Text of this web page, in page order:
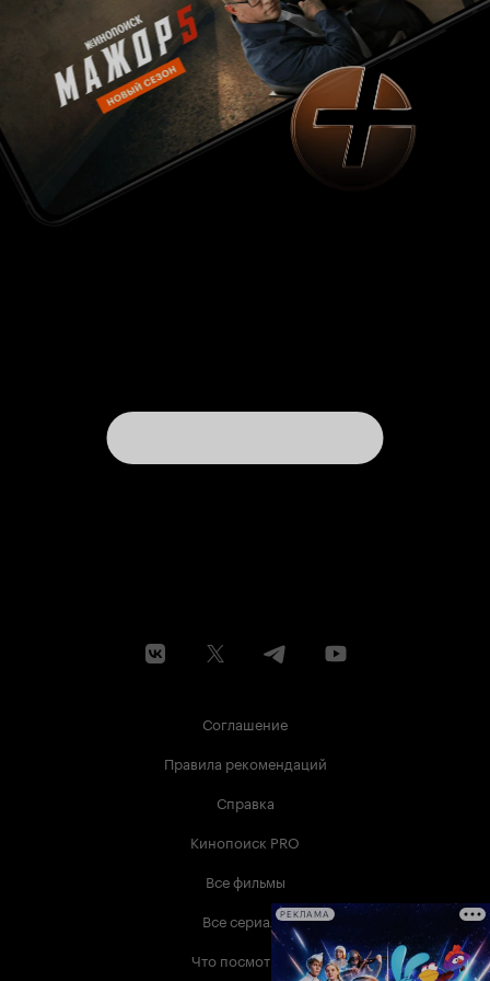
что находятся рядом, а зритель,
соответственно, получает удовольствие в
двойном размере — и от их замечательной
игры, и от удовольствия от нее самих актеров.
Что касается второстепенных персонажей, то
там можно и попридираться. К той же Настасье
Кински - иногда ее де Турвель ну слишком
занудно правильная, такую Вальмон точно бы
не полюбил. Или к Лили Собески — ее Сесиль
все же не настолько пустышка-глупышка, как
иногда преподносит ее актриса. Можно найти
кинематографе имеются. Одним из них я
считаю совместную работу Жози Дайан,
Руперта Эверета и Катрин Денев. Спасибо им
Соглашение
Правила рекомендаций
Справка
Кинопоиск PRO
Все фильмы
Все сериалы
Что посмотреть
РЕКЛАМА